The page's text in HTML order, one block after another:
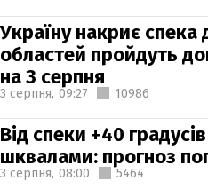
Україну накриє спека
областей пройдуть
на 3 серпня
3 серпня, 09:27 10986
Від спеки +40
шквалами: прогноз
3 серпня, 08:00 5464